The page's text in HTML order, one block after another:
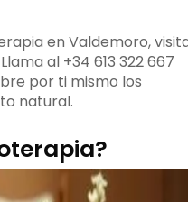
en Valdemoro,
al +34 613 322 667
por ti mismo los
natural.